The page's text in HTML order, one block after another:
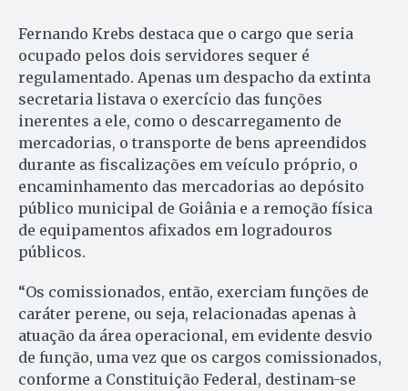
Fernando Krebs destaca que o cargo que seria
ocupado pelos dois servidores sequer é
regulamentado. Apenas um despacho da extinta
secretaria listava o exercício das funções
inerentes a ele, como o descarregamento de
mercadorias, o transporte de bens apreendidos
durante as fiscalizações em veículo próprio, o
encaminhamento das mercadorias ao depósito
público municipal de Goiânia e a remoção física
de equipamentos afixados em logradouros
públicos.
“Os comissionados, então, exerciam funções de
caráter perene, ou seja, relacionadas apenas à
atuação da área operacional, em evidente desvio
de função, uma vez que os cargos comissionados,
conforme a Constituição Federal, destinam-se